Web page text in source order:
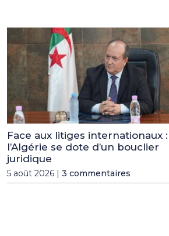
Face aux litiges internationaux :
l’Algérie se dote d’un bouclier
juridique
5 août 2026 | 3 commentaires